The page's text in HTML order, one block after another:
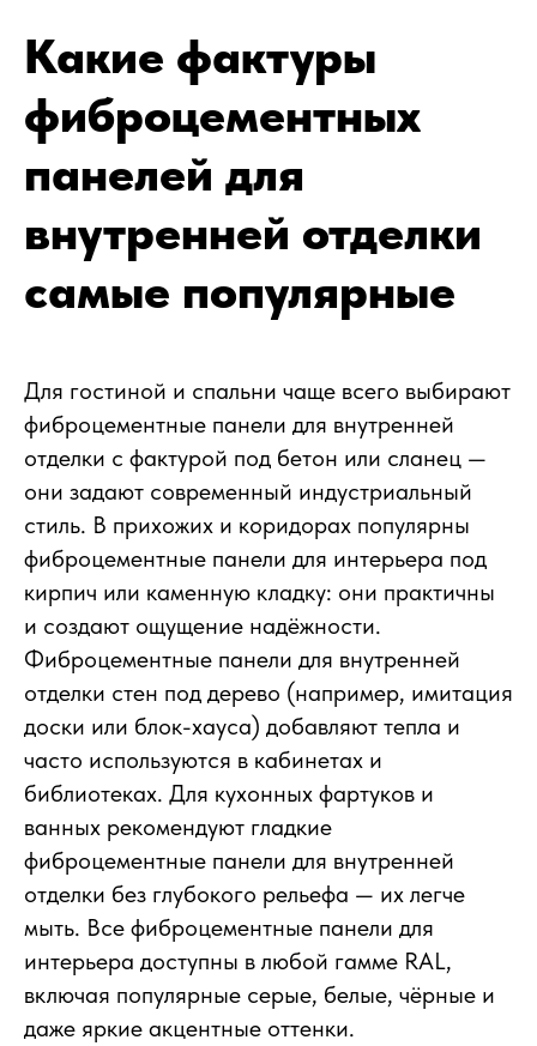
Какие фактуры
фиброцементных
панелей для
внутренней отделки
самые популярные
Для гостиной и спальни чаще всего выбирают
фиброцементные панели для внутренней
отделки с фактурой под бетон или сланец —
они задают современный индустриальный
стиль. В прихожих и коридорах популярны
фиброцементные панели для интерьера под
кирпич или каменную кладку: они практичны
и создают ощущение надёжности.
Фиброцементные панели для внутренней
отделки стен под дерево (например, имитация
доски или блок-хауса) добавляют тепла и
часто используются в кабинетах и
библиотеках. Для кухонных фартуков и
ванных рекомендуют гладкие
фиброцементные панели для внутренней
отделки без глубокого рельефа — их легче
мыть. Все фиброцементные панели для
интерьера доступны в любой гамме RAL,
включая популярные серые, белые, чёрные и
даже яркие акцентные оттенки.